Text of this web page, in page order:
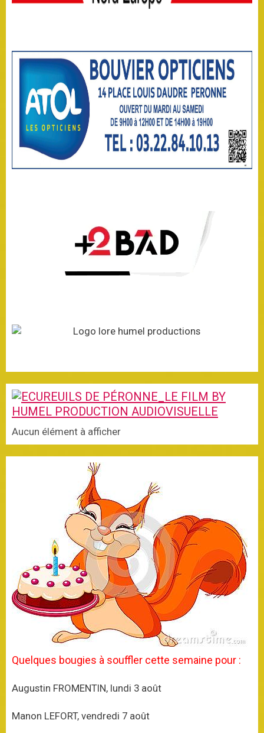
Aucun élément à afficher
Quelques bougies à souffler cette semaine pour :
Augustin FROMENTIN, lundi 3 août
Manon LEFORT, vendredi 7 août